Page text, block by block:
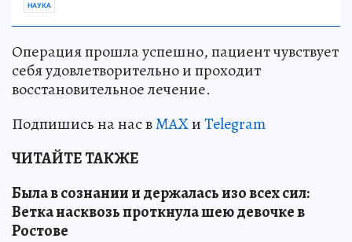
НАУКА
Операция прошла успешно, пациент чувствует
себя удовлетворительно и проходит
восстановительное лечение.
Подпишись на нас вMAXиTelegram
ЧИТАЙТЕ ТАКЖЕ
Была в сознании и держалась изо всех сил:
Ветка насквозь проткнула шею девочке в
Ростове